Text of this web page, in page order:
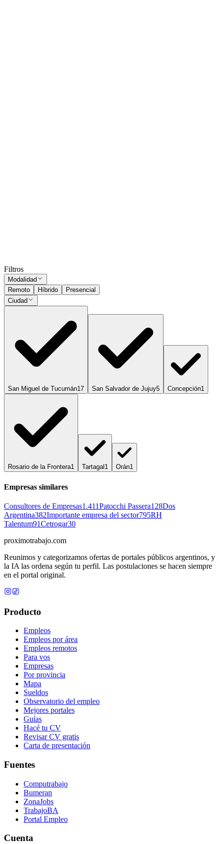
Filtros
Modalidad
Remoto
Híbrido
Presencial
Ciudad
San Miguel de Tucumán17 San Salvador de Jujuy5 Concepción1
Rosario de la Frontera1 Tartagal 1 Orán1
Empresas similares
Consultores de Empresas1.411Patocchi Passera128Dos
Argentina382Importante empresa del sector795RH
Talentum91Cetrogar30
proximotrabajo.com
Reunimos y categorizamos ofertas de portales públicos argentinos, y
la IA las ordena según tu perfil. Las postulaciones se hacen siempre
en el portal original.
Producto
Empleos
Empleos por área
Empleos remotos
Para vos
Empresas
Por provincia
Mapa
Sueldos
Observatorio del empleo
Mejores portales
Guías
Hacé tu CV
Revisar CV gratis
Carta de presentación
Fuentes
Computrabajo
Bumeran
ZonaJobs
TrabajoBA
Portal Empleo
Cuenta